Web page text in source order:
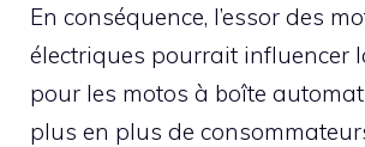
En conséquence, l’essor des
électriques pourrait influencer
pour les motos à boîte
plus en plus de